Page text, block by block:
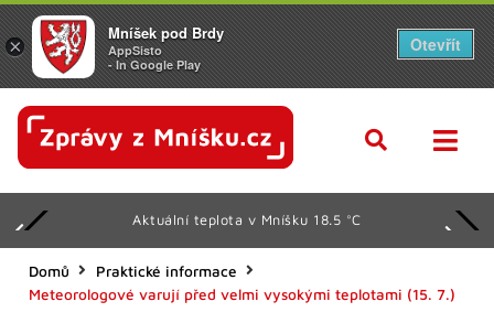
Aktuální teplota v Mníšku 18.5 °C
Domů
Praktické informace
Meteorologové varují před velmi vysokými teplotami (15. 7.)
×
Mníšek pod Brdy
AppSisto
- In Google Play
Otevřít